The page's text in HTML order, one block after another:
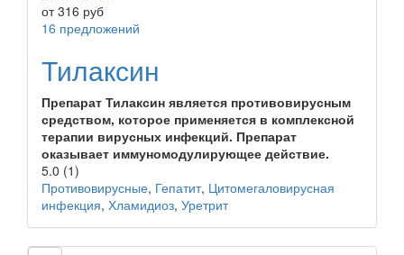
от316 руб
16 предложений
Тилаксин
Препарат Тилаксин является противовирусным
средством, которое применяется в комплексной
терапии вирусных инфекций. Препарат
оказывает иммуномодулирующее действие.
5.0 (1)
Противовирусные, Гепатит, Цитомегаловирусная
инфекция, Хламидиоз, Уретрит